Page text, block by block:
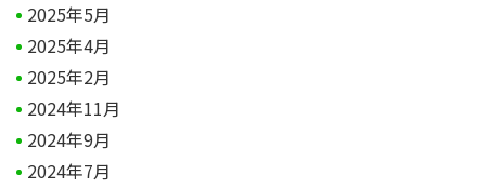
2025年5月
2025年4月
2025年2月
2024年11月
2024年9月
2024年7月